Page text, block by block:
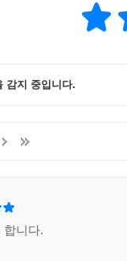
감지 중입니다.
합니다.